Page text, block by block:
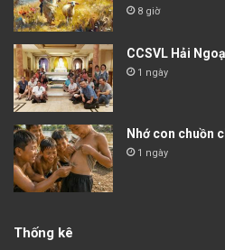
8 giờ
CCSVL Hải
1 ngày
Nhớ con chuồn
1 ngày
Thống kê